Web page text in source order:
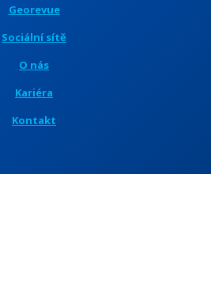
Georevue
Sociální sítě
O nás
Kariéra
Kontakt